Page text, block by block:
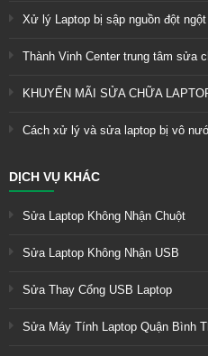
Xử lý Laptop bị sập nguồn đột ngột
Thành Vinh Center trung tâm sửa
KHUYẾN MÃI SỬA CHỮA
Cách xử lý và sửa laptop bị vô
DỊCH VỤ KHÁC
Sửa Laptop Không Nhận Chuột
Sửa Laptop Không Nhận USB
Sửa Thay Cổng USB Laptop
Sửa Máy Tính Laptop Quận Bình